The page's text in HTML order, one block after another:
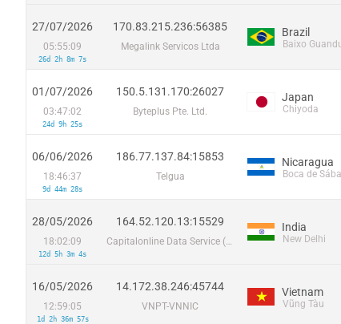
27/07/2026
05:55:09
26d 2h 8m 7s
170.83.215.236:56385
Megalink Servicos Ltda
Brazil
Baixo
01/07/2026
03:47:02
24d 9h 25s
150.5.131.170:26027
Byteplus Pte. Ltd.
Japan
Chiyoda
06/06/2026
18:46:37
9d 44m 28s
186.77.137.84:15853
Telgua
Nicaragua
Boca de
28/05/2026
18:02:09
12d 5h 3m 4s
164.52.120.13:15529
Capitalonline Data Service (HK) Co
India
New Delhi
16/05/2026
12:59:05
1d 2h 36m 57s
14.172.38.246:45744
VNPT-VNNIC
Vietnam
Vũng Tàu